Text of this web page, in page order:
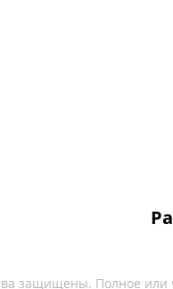
защищены. Полное или